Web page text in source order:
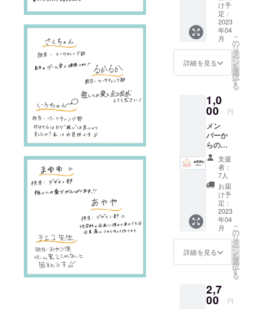
インを担当
する同大学
の情報メ
ディア学科
の学生2名で
活動してい
なそれぞれ
推し事中で
す♡ ※大興
印刷株式会
社のアカウ
ントを使用
させていた
だいていま
きま
す。 ※
ゲーム
本体は
含まれ
ません
け予
定：
2023
年04
月
詳細を見る
こ
の
リ
タ
ー
ン
を
選
択
す
る
1,0
00 円
メン
バーか
らの手
書きレ
ターを
送らさ
せてい
ただき
ます。
※ゲーム
本体は
含まれ
ません
支援
者：
7人
お届
け予
定：
2023
年04
月
詳細を見る
こ
の
リ
タ
ー
ン
を
選
択
す
る
2,7
00 円